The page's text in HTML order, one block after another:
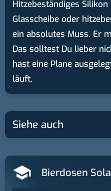
Hitzebeständiges
Glasscheibe oder
ein absolutes Muss. Er
Das solltest Du lieber
hast eine Plane
läuft.
Siehe auch
Bierdosen